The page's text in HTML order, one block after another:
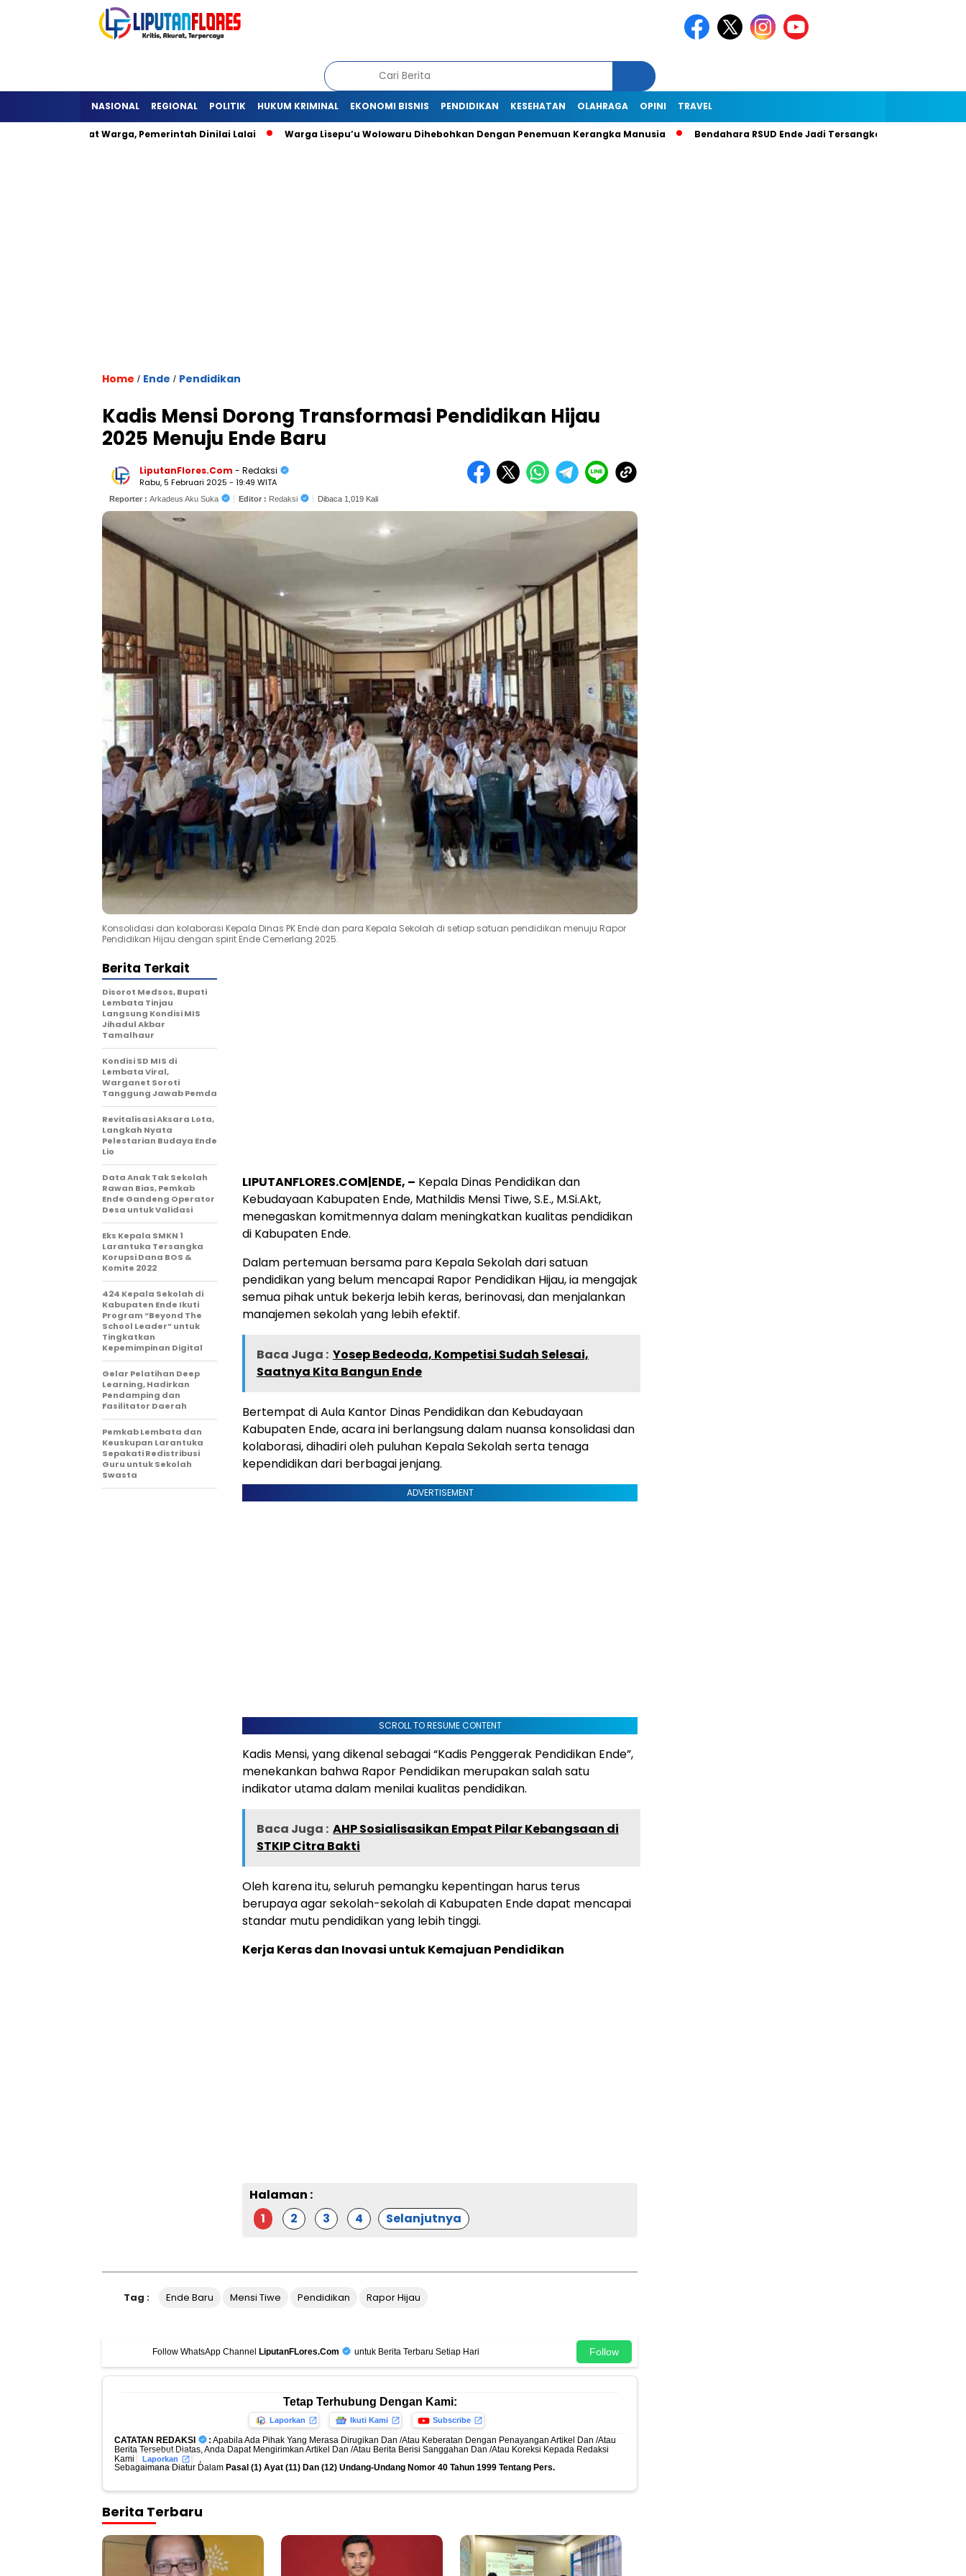
NASIONAL REGIONAL POLITIK HUKUM KRIMINAL EKONOMI BISNIS PENDIDIKAN KESEHATAN OLAHRAGA OPINI TRAVEL
Hambat Warga, Pemerintah Dinilai Lalai Warga Lisepu’u Wolowaru Dihebohkan Dengan Penemuan Kerangka Manusia Bendahara RSUD Ende Jadi Tersangka Dugaan Korupsi Rp1,9
Home / Ende / Pendidikan
Kadis Mensi Dorong Transformasi Pendidikan Hijau
2025 Menuju Ende Baru
LiputanFlores.Com - Redaksi
Rabu, 5 Februari 2025 - 19:49 WITA
Reporter : Arkadeus Aku Suka Editor : Redaksi Dibaca 1,019 Kali
Konsolidasi dan kolaborasi Kepala Dinas PK Ende dan para Kepala Sekolah di setiap satuan pendidikan menuju Rapor
Pendidikan Hijau dengan spirit Ende Cemerlang 2025.
LIPUTANFLORES.COM|ENDE, – Kepala Dinas Pendidikan dan
Kebudayaan Kabupaten Ende, Mathildis Mensi Tiwe, S.E., M.Si.Akt,
menegaskan komitmennya dalam meningkatkan kualitas pendidikan
di Kabupaten Ende.
Dalam pertemuan bersama para Kepala Sekolah dari satuan
pendidikan yang belum mencapai Rapor Pendidikan Hijau, ia mengajak
semua pihak untuk bekerja lebih keras, berinovasi, dan menjalankan
manajemen sekolah yang lebih efektif.
Baca Juga : Yosep Bedeoda, Kompetisi Sudah Selesai,
Saatnya Kita Bangun Ende
Bertempat di Aula Kantor Dinas Pendidikan dan Kebudayaan
Kabupaten Ende, acara ini berlangsung dalam nuansa konsolidasi dan
kolaborasi, dihadiri oleh puluhan Kepala Sekolah serta tenaga
kependidikan dari berbagai jenjang.
ADVERTISEMENT
SCROLL TO RESUME CONTENT
Kadis Mensi, yang dikenal sebagai “Kadis Penggerak Pendidikan Ende”,
menekankan bahwa Rapor Pendidikan merupakan salah satu
indikator utama dalam menilai kualitas pendidikan.
Baca Juga : AHP Sosialisasikan Empat Pilar Kebangsaan di
STKIP Citra Bakti
Oleh karena itu, seluruh pemangku kepentingan harus terus
berupaya agar sekolah-sekolah di Kabupaten Ende dapat mencapai
standar mutu pendidikan yang lebih tinggi.
Kerja Keras dan Inovasi untuk Kemajuan Pendidikan
Halaman :
1
2 3 4 Selanjutnya
Berita Terkait
Disorot Medsos, Bupati
Lembata Tinjau
Langsung Kondisi MIS
Jihadul Akbar
Tamalhaur
Kondisi SD MIS di
Lembata Viral,
Warganet Soroti
Tanggung Jawab Pemda
Revitalisasi Aksara Lota,
Langkah Nyata
Pelestarian Budaya Ende
Lio
Data Anak Tak Sekolah
Rawan Bias, Pemkab
Ende Gandeng Operator
Desa untuk Validasi
Eks Kepala SMKN 1
Larantuka Tersangka
Korupsi Dana BOS &
Komite 2022
424 Kepala Sekolah di
Kabupaten Ende Ikuti
Program “Beyond The
School Leader” untuk
Tingkatkan
Kepemimpinan Digital
Gelar Pelatihan Deep
Learning, Hadirkan
Pendamping dan
Fasilitator Daerah
Pemkab Lembata dan
Keuskupan Larantuka
Sepakati Redistribusi
Guru untuk Sekolah
Swasta
Tag : Ende Baru Mensi Tiwe Pendidikan Rapor Hijau
Follow WhatsApp Channel LiputanFLores.Com untuk Berita Terbaru Setiap Hari Follow
Tetap Terhubung Dengan Kami:
Laporkan Ikuti Kami Subscribe
CATATAN REDAKSI : Apabila Ada Pihak Yang Merasa Dirugikan Dan /Atau Keberatan Dengan Penayangan Artikel Dan /Atau
Berita Tersebut Diatas, Anda Dapat Mengirimkan Artikel Dan /Atau Berita Berisi Sanggahan Dan /Atau Koreksi Kepada Redaksi
Kami
Laporkan
,
Sebagaimana Diatur Dalam Pasal (1) Ayat (11) Dan (12) Undang-Undang Nomor 40 Tahun 1999 Tentang Pers.
Berita Terbaru